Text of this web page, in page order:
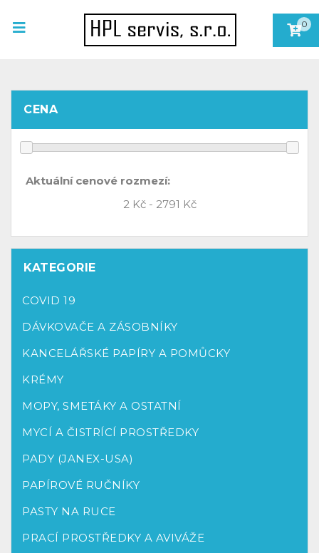
0
CENA
Aktuální cenové rozmezí:
KATEGORIE
COVID 19
DÁVKOVAČE A ZÁSOBNÍKY
KANCELÁŘSKÉ PAPÍRY A POMŮCKY
KRÉMY
MOPY, SMETÁKY A OSTATNÍ
MYCÍ A ČISTRÍCÍ PROSTŘEDKY
PADY (JANEX-USA)
PAPÍROVÉ RUČNÍKY
PASTY NA RUCE
PRACÍ PROSTŘEDKY A AVIVÁŽE